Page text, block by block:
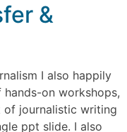
&
I also happily
on workshops,
journalistic writing
ppt slide. I also